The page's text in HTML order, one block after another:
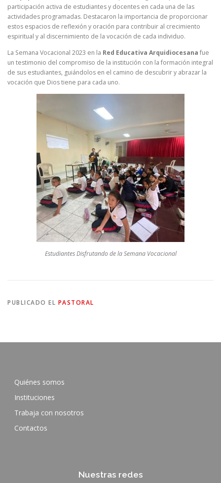
participación activa de estudiantes y docentes en cada una de las
actividades programadas. Destacaron la importancia de proporcionar
estos espacios de reflexión y oración para contribuir al crecimiento
espiritual y al discernimiento de la vocación de cada individuo.
La Semana Vocacional 2023 en la Red Educativa Arquidiocesana fue
un testimonio del compromiso de la institución con la formación integral
de sus estudiantes, guiándolos en el camino de descubrir y abrazar la
vocación que Dios tiene para cada uno.
Estudiantes Disfrutando de la Semana Vocacional
PUBLICADO EL PASTORAL
Quiénes somos
Instituciones
Trabaja con nosotros
Contactos
Nuestras redes